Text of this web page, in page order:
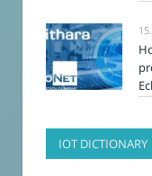
IOT DICTIONARY